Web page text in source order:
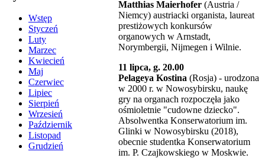
Wstęp
Styczeń
Luty
Marzec
Kwiecień
Maj
Czerwiec
Lipiec
Sierpień
Wrzesień
Październik
Listopad
Grudzień
Matthias Maierhofer (Austria /
Niemcy) austriacki organista, laureat
prestiżowych konkursów
organowych w Arnstadt,
Norymbergii, Nijmegen i Wilnie.
11 lipca, g. 20.00
Pelageya Kostina (Rosja) - urodzona
w 2000 r. w Nowosybirsku, naukę
gry na organach rozpoczęła jako
ośmioletnie "cudowne dziecko".
Absolwentka Konserwatorium im.
Glinki w Nowosybirsku (2018),
obecnie studentka Konserwatorium
im. P. Czajkowskiego w Moskwie.